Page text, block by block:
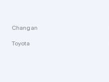
Changan
Toyota